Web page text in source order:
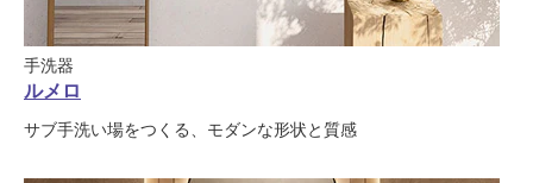
手洗器
ルメロ
サブ手洗い場をつくる、モダンな形状と質感